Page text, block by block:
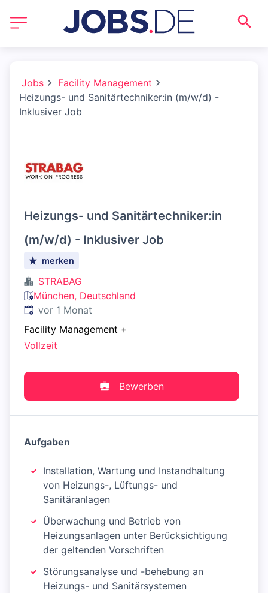
Jobs
Facility Management
Heizungs- und Sanitärtechniker:in (m/w/d) -
Inklusiver Job
Heizungs- und Sanitärtechniker:in
(m/w/d) - Inklusiver Job
merken
STRABAG
München, Deutschland
Veröffentlicht:
vor 1 Monat
Facility Management +
Vollzeit
Bewerben
Aufgaben
Installation, Wartung und Instandhaltung
von Heizungs-, Lüftungs- und
Sanitäranlagen
Überwachung und Betrieb von
Heizungsanlagen unter Berücksichtigung
der geltenden Vorschriften
Störungsanalyse und -behebung an
Heizungs- und Sanitärsystemen